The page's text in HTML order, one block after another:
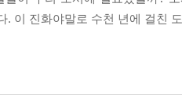
. 이 진화야말로 수천 년에 걸친